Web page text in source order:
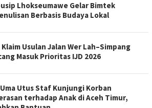
Lhokseumawe Gelar Bimtek
Berbasis Budaya Lokal
Klaim Usulan Jalan Wer Lah–Simpang
Masuk Prioritas IJD 2026
Utus Staf Kunjungi Korban
terhadap Anak di Aceh Timur,